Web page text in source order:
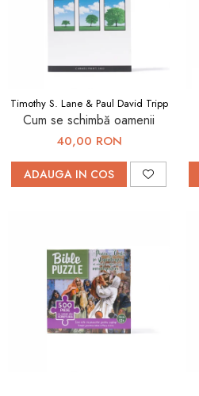
Timothy S. Lane & Paul David Tripp
Cum se schimbă oamenii
40,00 RON
ADAUGA IN COS